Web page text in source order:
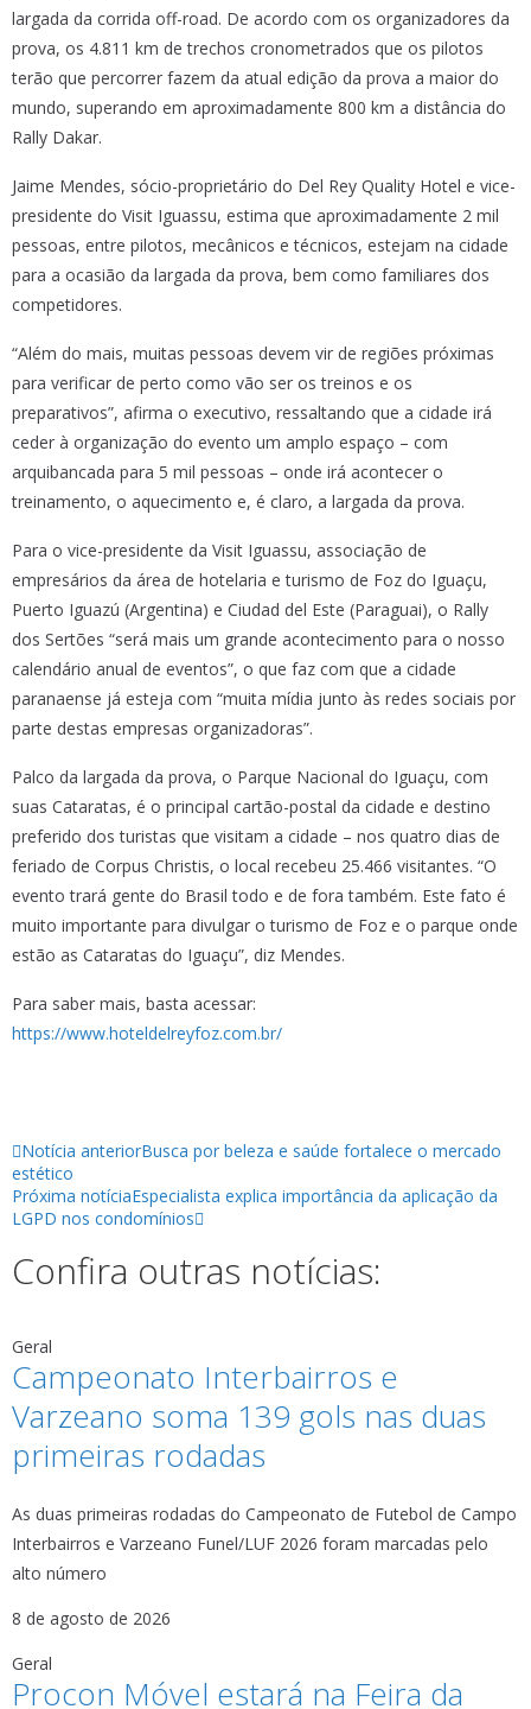
largada da corrida off-road. De acordo com os organizadores da
prova, os 4.811 km de trechos cronometrados que os pilotos
terão que percorrer fazem da atual edição da prova a maior do
mundo, superando em aproximadamente 800 km a distância do
Rally Dakar.
Jaime Mendes, sócio-proprietário do Del Rey Quality Hotel e vice-
presidente do Visit Iguassu, estima que aproximadamente 2 mil
pessoas, entre pilotos, mecânicos e técnicos, estejam na cidade
para a ocasião da largada da prova, bem como familiares dos
competidores.
“Além do mais, muitas pessoas devem vir de regiões próximas
para verificar de perto como vão ser os treinos e os
preparativos”, afirma o executivo, ressaltando que a cidade irá
ceder à organização do evento um amplo espaço – com
arquibancada para 5 mil pessoas – onde irá acontecer o
treinamento, o aquecimento e, é claro, a largada da prova.
Para o vice-presidente da Visit Iguassu, associação de
empresários da área de hotelaria e turismo de Foz do Iguaçu,
Puerto Iguazú (Argentina) e Ciudad del Este (Paraguai), o Rally
dos Sertões “será mais um grande acontecimento para o nosso
calendário anual de eventos”, o que faz com que a cidade
paranaense já esteja com “muita mídia junto às redes sociais por
parte destas empresas organizadoras”.
Palco da largada da prova, o Parque Nacional do Iguaçu, com
suas Cataratas, é o principal cartão-postal da cidade e destino
preferido dos turistas que visitam a cidade – nos quatro dias de
feriado de Corpus Christis, o local recebeu 25.466 visitantes. “O
evento trará gente do Brasil todo e de fora também. Este fato é
muito importante para divulgar o turismo de Foz e o parque onde
estão as Cataratas do Iguaçu”, diz Mendes.
Para saber mais, basta acessar:
https://www.hoteldelreyfoz.com.br/
Notícia anteriorBusca por beleza e saúde fortalece o mercado
estético
Próxima notíciaEspecialista explica importância da aplicação da
LGPD nos condomínios
Confira outras notícias:
Geral
Campeonato Interbairros e
Varzeano soma 139 gols nas duas
primeiras rodadas
As duas primeiras rodadas do Campeonato de Futebol de Campo
Interbairros e Varzeano Funel/LUF 2026 foram marcadas pelo
alto número
8 de agosto de 2026
Geral
Procon Móvel estará na Feira da